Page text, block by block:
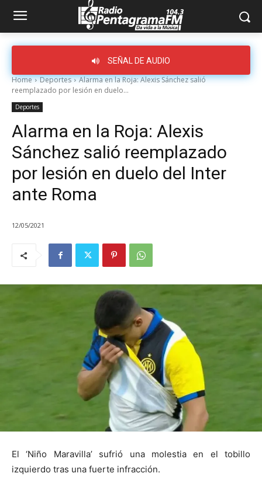
SEÑAL DE AUDIO
Home Deportes
Alarma en la Roja: Alexis Sánchez salió
reemplazado por lesión en duelo...
Deportes
Alarma en la Roja: Alexis
Sánchez salió reemplazado
por lesión en duelo del Inter
ante Roma
12/05/2021
El ‘Niño Maravilla’ sufrió una molestia en el tobillo
izquierdo tras una fuerte infracción.